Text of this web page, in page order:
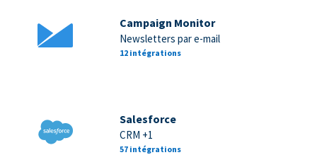
Campaign Monitor
Newsletters par e-mail
12 intégrations
Salesforce
CRM +1
57 intégrations